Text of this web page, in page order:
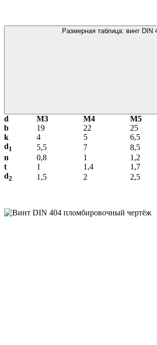
Размерная таблица: винт DIN
d М3 М4 М5
b
19 22 25
k
4 5 6,5
d1 5,5 7 8,5
n
0,8 1 1,2
t
1 1,4 1,7
d2 1,5 2 2,5